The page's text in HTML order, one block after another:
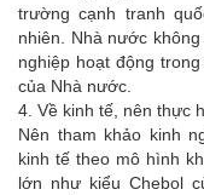
trường cạnh tranh
nhiên. Nhà nước
nghiệp hoạt động
của Nhà nước.
4. Về kinh tế, nên thực
Nên tham khảo kinh
kinh tế theo mô hình
lớn như kiểu Chebol